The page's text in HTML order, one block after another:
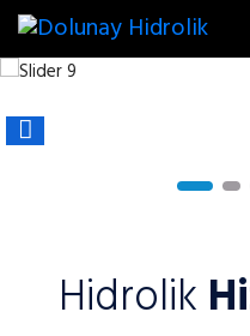
Hidrolik